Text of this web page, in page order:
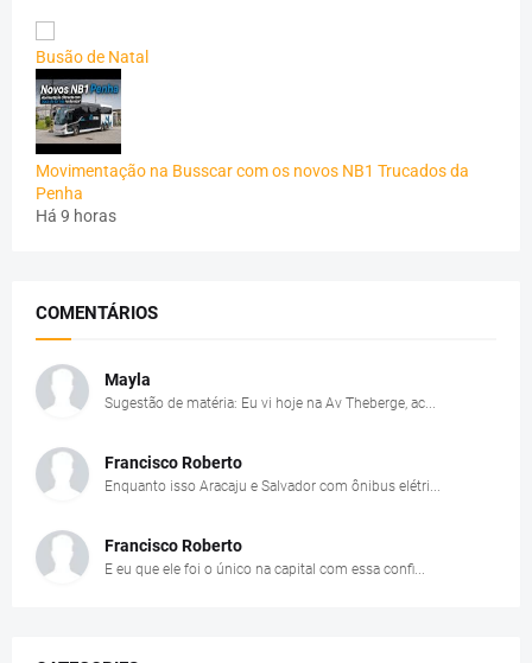
Busão de Natal
Movimentação na Busscar com os novos NB1 Trucados da
Penha
Há 9 horas
COMENTÁRIOS
Mayla
Sugestão de matéria: Eu vi hoje na Av Theberge, ac...
Francisco Roberto
Enquanto isso Aracaju e Salvador com ônibus elétri...
Francisco Roberto
E eu que ele foi o único na capital com essa confi...